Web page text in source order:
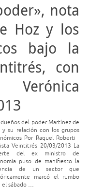
nota
Hoz y los
bajo la
con
dueños del poder Martínez de
y su relación con los grupos
Por Raquel Roberti
Veintitrés 20/03/2013 La
del ex ministro de
puso de manifiesto la
de un sector que
marcó el rumbo
el sábado …